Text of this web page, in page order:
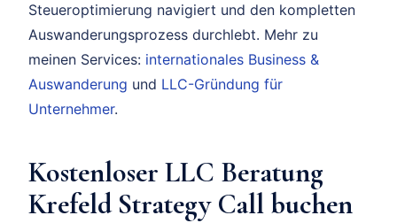
Steueroptimierung navigiert und den kompletten
Auswanderungsprozess durchlebt. Mehr zu
meinen Services: internationales Business &
Auswanderung und LLC-Gründung für
Unternehmer.
Kostenloser LLC Beratung
Krefeld Strategy Call buchen